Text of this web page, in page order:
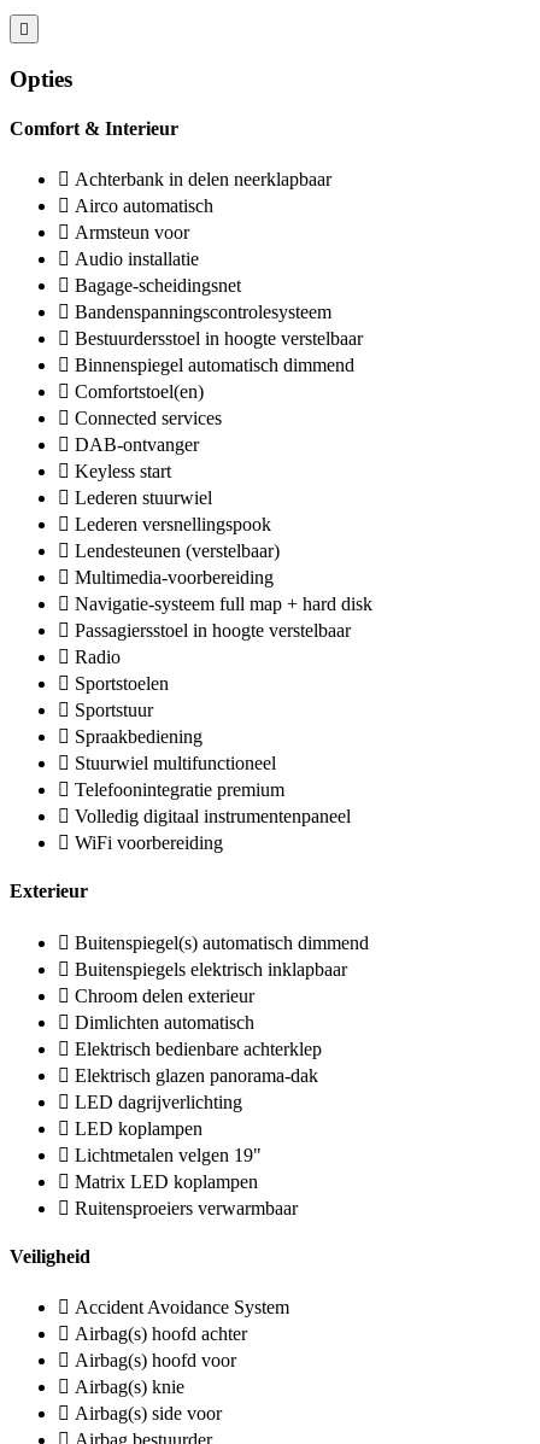
Opties
Comfort & Interieur
Achterbank in delen neerklapbaar
Airco automatisch
Armsteun voor
Audio installatie
Bagage-scheidingsnet
Bandenspanningscontrolesysteem
Bestuurdersstoel in hoogte verstelbaar
Binnenspiegel automatisch dimmend
Comfortstoel(en)
Connected services
DAB-ontvanger
Keyless start
Lederen stuurwiel
Lederen versnellingspook
Lendesteunen (verstelbaar)
Multimedia-voorbereiding
Navigatie-systeem full map + hard disk
Passagiersstoel in hoogte verstelbaar
Radio
Sportstoelen
Sportstuur
Spraakbediening
Stuurwiel multifunctioneel
Telefoonintegratie premium
Volledig digitaal instrumentenpaneel
WiFi voorbereiding
Exterieur
Buitenspiegel(s) automatisch dimmend
Buitenspiegels elektrisch inklapbaar
Chroom delen exterieur
Dimlichten automatisch
Elektrisch bedienbare achterklep
Elektrisch glazen panorama-dak
LED dagrijverlichting
LED koplampen
Lichtmetalen velgen 19"
Matrix LED koplampen
Ruitensproeiers verwarmbaar
Veiligheid
Accident Avoidance System
Airbag(s) hoofd achter
Airbag(s) hoofd voor
Airbag(s) knie
Airbag(s) side voor
Airbag bestuurder